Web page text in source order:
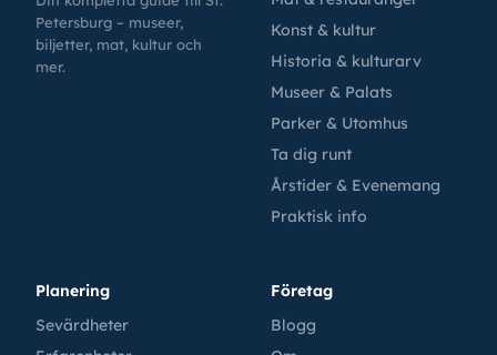
Petersburg – museer,
biljetter, mat, kultur och
mer.
Konst & kultur
Historia & kulturarv
Museer & Palats
Parker & Utomhus
Ta dig runt
Årstider & Evenemang
Praktisk info
Planering
Sevärdheter
Företag
Blogg